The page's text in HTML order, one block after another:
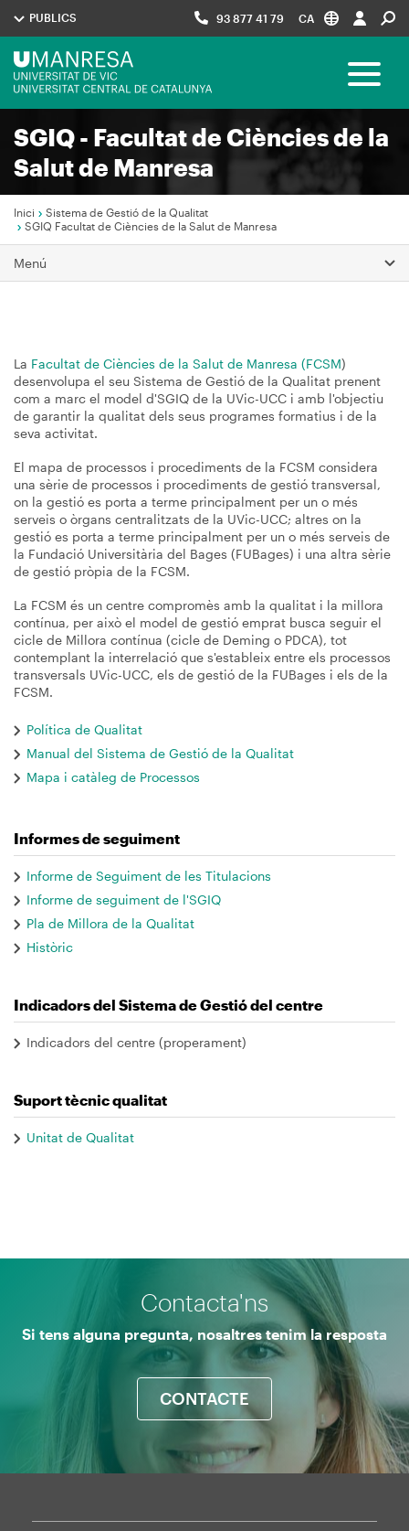
Menú
UManresa
PUBLICS 93 877 41 79 CA
Navegació
principal
Toggle
SGIQ - Facultat de Ciències de la
Salut de Manresa
Fil
d'Ariadna
Inici
Sistema de Gestió de la Qualitat
SGIQ Facultat de Ciències de la Salut de Manresa
Menú
La Facultat de Ciències de la Salut de Manresa (FCSM)
desenvolupa el seu Sistema de Gestió de la Qualitat prenent
com a marc el model d'SGIQ de la UVic-UCC i amb l'objectiu
de garantir la qualitat dels seus programes formatius i de la
seva activitat.
El mapa de processos i procediments de la FCSM considera
una sèrie de processos i procediments de gestió transversal,
on la gestió es porta a terme principalment per un o més
serveis o òrgans centralitzats de la UVic-UCC; altres on la
gestió es porta a terme principalment per un o més serveis de
la Fundació Universitària del Bages (FUBages) i una altra sèrie
de gestió pròpia de la FCSM.
La FCSM és un centre compromès amb la qualitat i la millora
contínua, per això el model de gestió emprat busca seguir el
cicle de Millora contínua (cicle de Deming o PDCA), tot
contemplant la interrelació que s'estableix entre els processos
transversals UVic-UCC, els de gestió de la FUBages i els de la
FCSM.
Política de Qualitat
Manual del Sistema de Gestió de la Qualitat
Mapa i catàleg de Processos
Informes de seguiment
Informe de Seguiment de les Titulacions
Informe de seguiment de l'SGIQ
Pla de Millora de la Qualitat
Històric
Indicadors del Sistema de Gestió del centre
Indicadors del centre (properament)
Suport tècnic qualitat
Unitat de Qualitat
Contacta'ns
Si tens alguna pregunta, nosaltres tenim la resposta
CONTACTE